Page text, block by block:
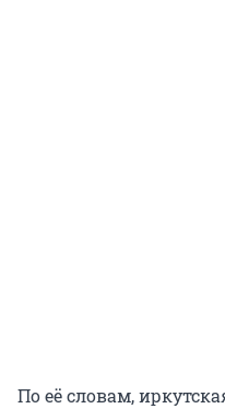
По её словам,